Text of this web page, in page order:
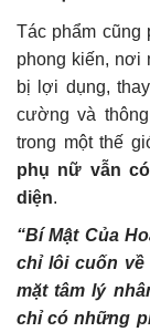
Tác phẩm cũng
phong kiến, nơi
bị lợi dụng,
cường và
trong một thế
phụ nữ vẫn
diện.
“Bí Mật Của
chỉ lôi cuốn về
mặt tâm lý
chỉ có những